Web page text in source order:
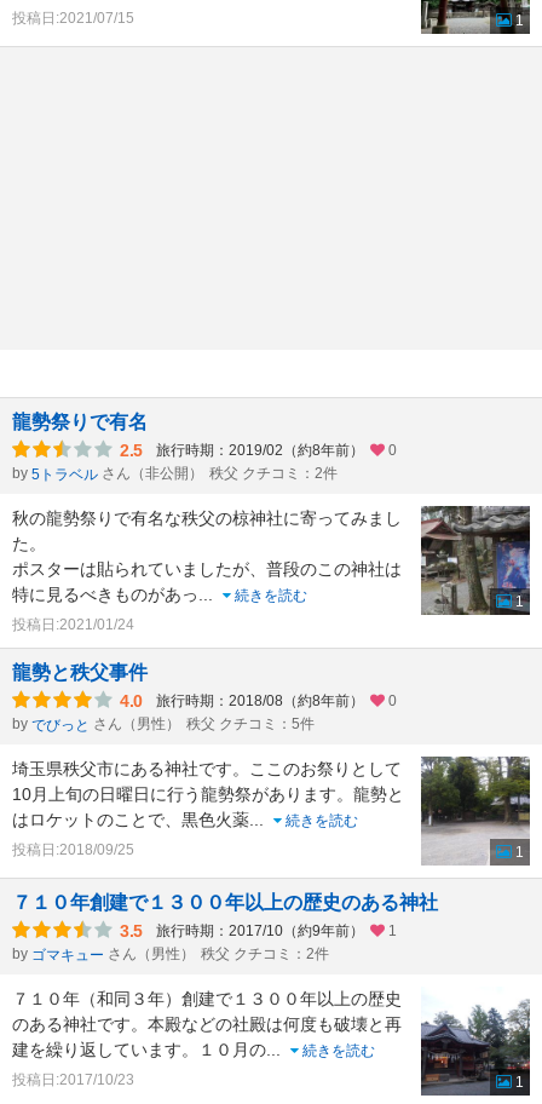
投稿日:2021/07/15
1
龍勢祭りで有名
2.5 旅行時期：2019/02（約8年前）
0
by 5トラベル さん（非公開） 秩父 クチコミ：2件
秋の龍勢祭りで有名な秩父の椋神社に寄ってみまし
た。
ポスターは貼られていましたが、普段のこの神社は
特に見るべきものがあっ...
続きを読む
投稿日:2021/01/24
1
龍勢と秩父事件
4.0 旅行時期：2018/08（約8年前）
0
by でびっと さん（男性） 秩父 クチコミ：5件
埼玉県秩父市にある神社です。ここのお祭りとして
10月上旬の日曜日に行う龍勢祭があります。龍勢と
はロケットのことで、黒色火薬...
続きを読む
投稿日:2018/09/25
1
７１０年創建で１３００年以上の歴史のある神社
3.5 旅行時期：2017/10（約9年前）
1
by ゴマキュー さん（男性） 秩父 クチコミ：2件
７１０年（和同３年）創建で１３００年以上の歴史
のある神社です。本殿などの社殿は何度も破壊と再
建を繰り返しています。１０月の...
続きを読む
投稿日:2017/10/23
1